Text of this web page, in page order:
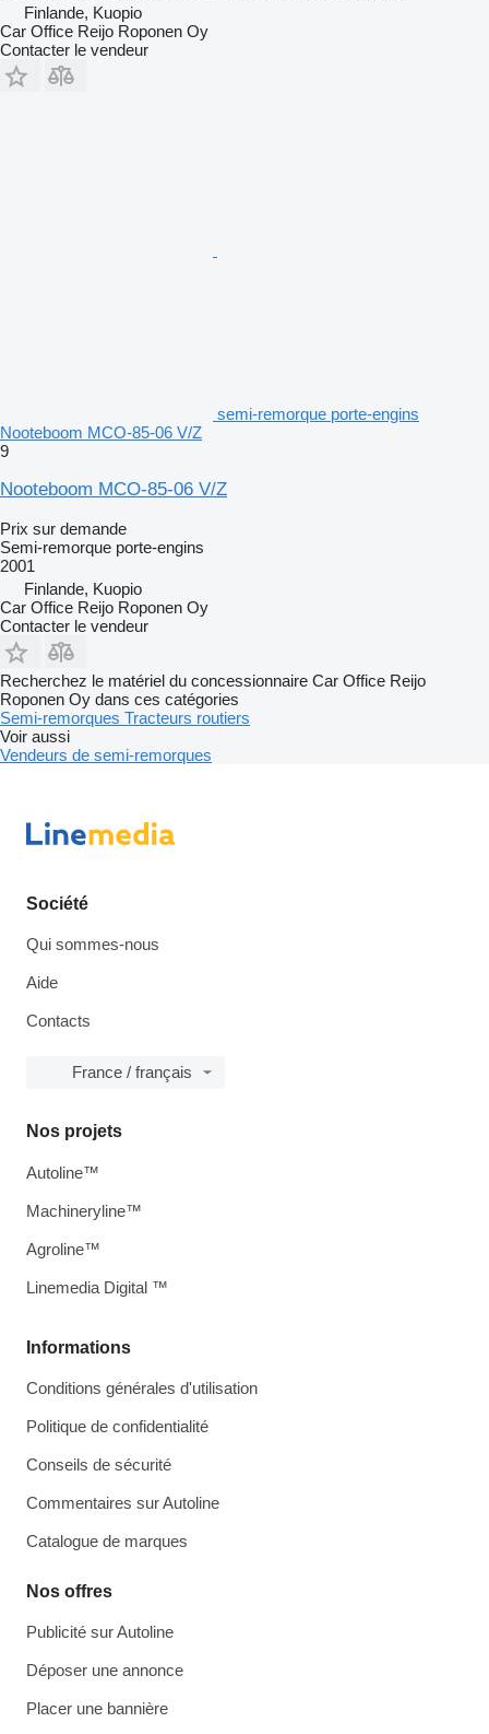
Finlande, Kuopio
Car Office Reijo Roponen Oy
Contacter le vendeur
semi-remorque porte-engins
Nooteboom MCO-85-06 V/Z
9
Nooteboom MCO-85-06 V/Z
Prix sur demande
Semi-remorque porte-engins
2001
Finlande, Kuopio
Car Office Reijo Roponen Oy
Contacter le vendeur
Recherchez le matériel du concessionnaire Car Office Reijo
Roponen Oy dans ces catégories
Semi-remorques Tracteurs routiers
Voir aussi
Vendeurs de semi-remorques
Société
Qui sommes-nous
Aide
Contacts
France / français
Informations
Conditions générales d'utilisation
Politique de confidentialité
Conseils de sécurité
Commentaires sur Autoline
Catalogue de marques
Nos offres
Publicité sur Autoline
Déposer une annonce
Placer une bannière
Nos projets
Autoline™
Machineryline™
Agroline™
Linemedia Digital ™